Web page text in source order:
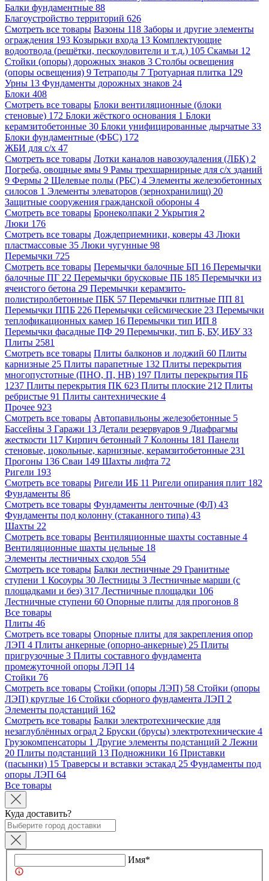
Балки фундаментные 88
Благоустройство территорий 626
Смотреть все товары Вазоны 118 Заборы и другие элементы
ограждения 193 Козырьки входа 13 Комплектующие
водоотвода (решётки, пескоуловители и т.д.) 105 Скамьи 12
Стойки (опоры) дорожных знаков 3 Столбы освещения
(опоры освещения) 9 Тетраподы 7 Тротуарная плитка 129
Урны 13 Фундаменты дорожных знаков 24
Блоки 408
Смотреть все товары Блоки вентиляционные (блоки
стеновые) 172 Блоки жёсткого основания 1 Блоки
керамзитобетонные 30 Блоки унифицированные дырчатые 33
Блоки фундаментные (ФБС) 172
ЖБИ для с/х 47
Смотреть все товары Лотки каналов навозоудаления (ЛБК) 2
Погреба, овощные ямы 9 Рамы трехшарнирные для с/х зданий
9 Фермы 2 Щелевые полы (РБС) 4 Элементы железобетонных
силосов 1 Элементы элеваторов (зернохранилищ) 20
Защитные сооружения гражданской обороны 4
Смотреть все товары Бронеколпаки 2 Укрытия 2
Люки 176
Смотреть все товары Дождеприемники, коверы 43 Люки
пластмассовые 35 Люки чугунные 98
Перемычки 725
Смотреть все товары Перемычки балочные БП 16 Перемычки
балочные ПГ 22 Перемычки брусковые ПБ 185 Перемычки из
ячеистого бетона 29 Перемычки керамзито-
полистиролбетонные ПБК 57 Перемычки плитные ПП 81
Перемычки ППБ 226 Перемычки сейсмические 23 Перемычки
теплофикационных камер 16 Перемычки тип ИП 8
Перемычки фасадные ПФ 29 Перемычки, тип Б, БУ, ИБУ 33
Плиты 2581
Смотреть все товары Плиты балконов и лоджий 60 Плиты
карнизные 25 Плиты парапетные 132 Плиты перекрытия
многопустотные (ПНО, П, НВ) 197 Плиты перекрытия ПБ
1237 Плиты перекрытия ПК 623 Плиты плоские 212 Плиты
ребристые 91 Плиты сантехнические 4
Прочее 923
Смотреть все товары Автопавильоны железобетонные 5
Бассейны 3 Гаражи 13 Детали резервуаров 9 Диафрагмы
жесткости 117 Кирпич бетонный 7 Колонны 181 Панели
стеновые, цокольные, карнизные, керамзитобетонные 231
Прогоны 136 Сваи 149 Шахты лифта 72
Ригели 193
Смотреть все товары Ригели ИБ 11 Ригели опирания плит 182
Фундаменты 86
Смотреть все товары Фундаменты ленточные (ФЛ) 43
Фундаменты под колонну (стаканного типа) 43
Шахты 22
Смотреть все товары Вентиляционные шахты составные 4
Вентиляционные шахты цельные 18
Элементы лестничных сходов 554
Смотреть все товары Балки лестничные 29 Гранитные
ступени 1 Косоуры 30 Лестницы 3 Лестничные марши (с
площадками и без) 317 Лестничные площадки 106
Лестничные ступени 60 Опорные плиты для прогонов 8
Все товары
Плиты 46
Смотреть все товары Опорные плиты для закрепления опор
ЛЭП 4 Плиты анкерные (опорно-анкерные) 25 Плиты
пригрузочные 3 Плиты составного фундамента
промежуточной опоры ЛЭП 14
Стойки 76
Смотреть все товары Стойки (опоры ЛЭП) 58 Стойки (опоры
ЛЭП) круглые 16 Стойки сборного фундамента ЛЭП 2
Элементы подстанций 162
Смотреть все товары Балки электротехнические для
незаглублённых оград 2 Бруски (брусы) электротехнические 4
Грузокомпенсаторы 1 Другие элементы подстанций 2 Лежни
20 Плиты подстанций 13 Подножники 16 Приставки
(пасынки) 15 Траверсы и вставки эстакад 25 Фундаменты под
опоры ЛЭП 64
Все товары
Куда доставить?
Имя*